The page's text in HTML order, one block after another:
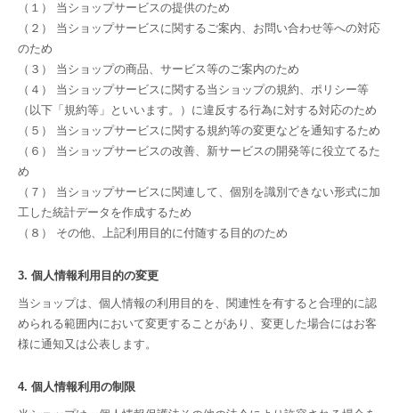
（１） 当ショップサービスの提供のため
（２） 当ショップサービスに関するご案内、お問い合わせ等への対応
のため
（３） 当ショップの商品、サービス等のご案内のため
（４） 当ショップサービスに関する当ショップの規約、ポリシー等
（以下「規約等」といいます。）に違反する行為に対する対応のため
（５） 当ショップサービスに関する規約等の変更などを通知するため
（６） 当ショップサービスの改善、新サービスの開発等に役立てるた
め
（７） 当ショップサービスに関連して、個別を識別できない形式に加
工した統計データを作成するため
（８） その他、上記利用目的に付随する目的のため
3. 個人情報利用目的の変更
当ショップは、個人情報の利用目的を、関連性を有すると合理的に認
められる範囲内において変更することがあり、変更した場合にはお客
様に通知又は公表します。
4. 個人情報利用の制限